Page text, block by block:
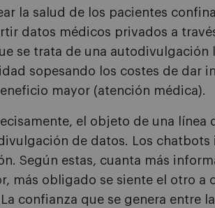
la salud de los pacientes
datos médicos privados a
se trata de una autodivulgación
sopesando los costes de dar
mayor (atención médica).
el objeto de una línea
de datos. Los chatbots
Según estas, cuanta más
más obligado se siente el otro a
confianza que se genera entre